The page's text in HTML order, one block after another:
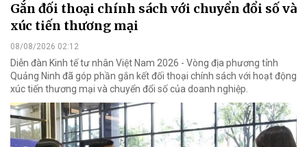
Gắn đối thoại chính sách với chuyển đổi số và
xúc tiến thương mại
08/08/2026 02:12
Diễn đàn Kinh tế tư nhân Việt Nam 2026 - Vòng địa phương tỉnh
Quảng Ninh đã góp phần gắn kết đối thoại chính sách với hoạt động
xúc tiến thương mại và chuyển đổi số của doanh nghiệp.